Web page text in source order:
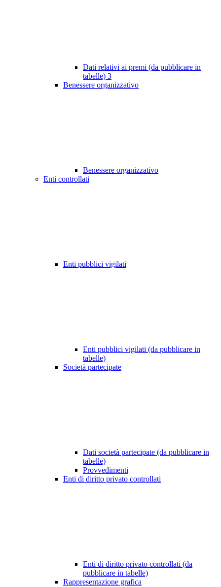
Dati relativi ai premi (da pubblicare in
tabelle) 3
Benessere organizzativo
Benessere organizzativo
Enti controllati
Enti pubblici vigilati
Enti pubblici vigilati (da pubblicare in
tabelle)
Società partecipate
Dati società partecipate (da pubblicare in
tabelle)
Provvedimenti
Enti di diritto privato controllati
Enti di diritto privato controllati (da
pubblicare in tabelle)
Rappresentazione grafica